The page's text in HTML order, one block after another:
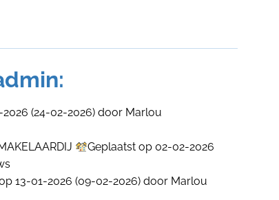
(24-02-2026) door Marlou
Geplaatst op02-02-2026
13-01-2026 (09-02-2026) door Marlou